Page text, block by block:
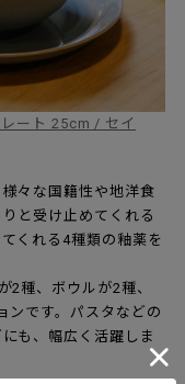
レート 25cm / セイ
々な国籍性や地洋食
と受け止めてくれる
くれる4種類の釉薬を
2種、ボウルが2種、
ンです。パスタなどの
も、幅広く活躍しま